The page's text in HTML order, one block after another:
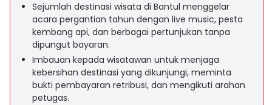
Sejumlah destinasi wisata di Bantul menggelar
acara pergantian tahun dengan live music, pesta
kembang api, dan berbagai pertunjukan tanpa
dipungut bayaran.
Imbauan kepada wisatawan untuk menjaga
kebersihan destinasi yang dikunjungi, meminta
bukti pembayaran retribusi, dan mengikuti arahan
petugas.